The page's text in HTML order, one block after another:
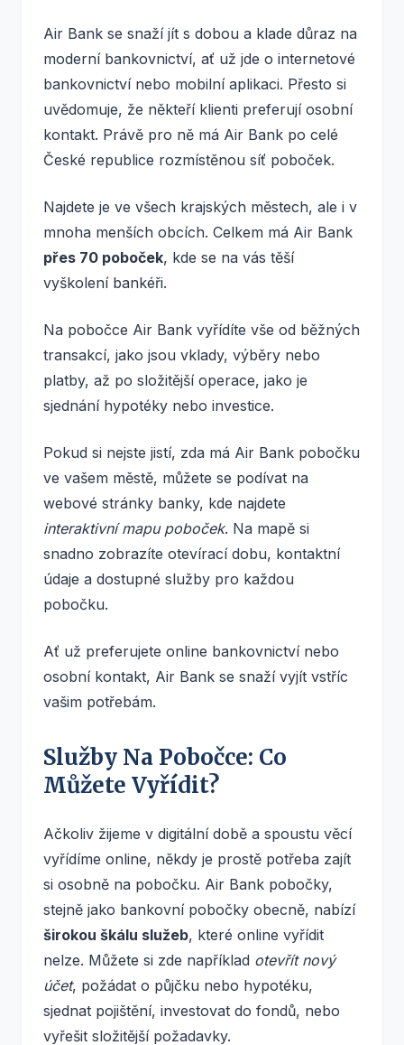
Air Bank se snaží jít s dobou a klade důraz na
moderní bankovnictví, ať už jde o internetové
bankovnictví nebo mobilní aplikaci. Přesto si
uvědomuje, že někteří klienti preferují osobní
kontakt. Právě pro ně má Air Bank po celé
České republice rozmístěnou síť poboček.
Najdete je ve všech krajských městech, ale i v
mnoha menších obcích. Celkem má Air Bank
přes 70 poboček, kde se na vás těší
vyškolení bankéři.
Na pobočce Air Bank vyřídíte vše od běžných
transakcí, jako jsou vklady, výběry nebo
platby, až po složitější operace, jako je
sjednání hypotéky nebo investice.
Pokud si nejste jistí, zda má Air Bank pobočku
ve vašem městě, můžete se podívat na
webové stránky banky, kde najdete
interaktivní mapu poboček. Na mapě si
snadno zobrazíte otevírací dobu, kontaktní
údaje a dostupné služby pro každou
pobočku.
Ať už preferujete online bankovnictví nebo
osobní kontakt, Air Bank se snaží vyjít vstříc
vašim potřebám.
Služby Na Pobočce: Co
Můžete Vyřídit?
Ačkoliv žijeme v digitální době a spoustu věcí
vyřídíme online, někdy je prostě potřeba zajít
si osobně na pobočku. Air Bank pobočky,
stejně jako bankovní pobočky obecně, nabízí
širokou škálu služeb, které online vyřídit
nelze. Můžete si zde například otevřít nový
účet, požádat o půjčku nebo hypotéku,
sjednat pojištění, investovat do fondů, nebo
vyřešit složitější požadavky.